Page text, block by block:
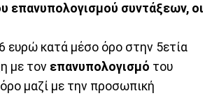
επανυπολογισμού συντάξεων, οι
ευρώ κατά μέσο όρο στην 5ετία
με τον επανυπολογισμό του
μαζί με την προσωπική